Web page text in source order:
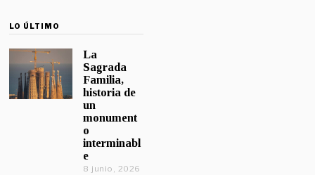
LO ÚLTIMO
La
Sagrada
Familia,
historia de
un
monument
o
interminabl
e
8 junio, 2026